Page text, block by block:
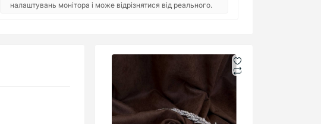
налаштувань монітора і може відрізнятися від реального.